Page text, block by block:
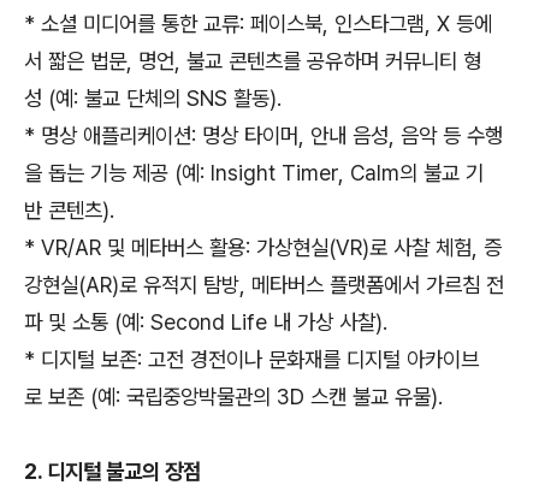
* 소셜 미디어를 통한 교류: 페이스북, 인스타그램, X 등에
서 짧은 법문, 명언, 불교 콘텐츠를 공유하며 커뮤니티 형
성 (예: 불교 단체의 SNS 활동).
* 명상 애플리케이션: 명상 타이머, 안내 음성, 음악 등 수행
을 돕는 기능 제공 (예: Insight Timer, Calm의 불교 기
반 콘텐츠).
* VR/AR 및 메타버스 활용: 가상현실(VR)로 사찰 체험, 증
강현실(AR)로 유적지 탐방, 메타버스 플랫폼에서 가르침 전
파 및 소통 (예: Second Life 내 가상 사찰).
* 디지털 보존: 고전 경전이나 문화재를 디지털 아카이브
로 보존 (예: 국립중앙박물관의 3D 스캔 불교 유물).
2. 디지털 불교의 장점